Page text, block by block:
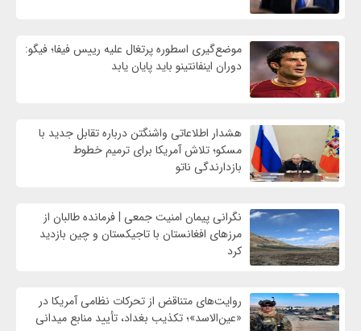
موضع‌گیری اسطوره پرتغال علیه رییس فیفا؛ فیگو:
دوران اینفانتینو باید پایان یابد
هشدار اطلاعاتی واشنگتن درباره تقابل جدید با
مسکو؛ تلاش آمریکا برای ترمیم خطوط
بازدارندگی ناتو
نگرانی پیمان امنیت جمعی | فرمانده طالبان از
مرزهای افغانستان با تاجیکستان و چین بازدید
کرد
روایت‌های متناقض از تحرکات نظامی آمریکا در
«عین‌الاسد»؛ تکذیب بغداد، تأیید منابع میدانی